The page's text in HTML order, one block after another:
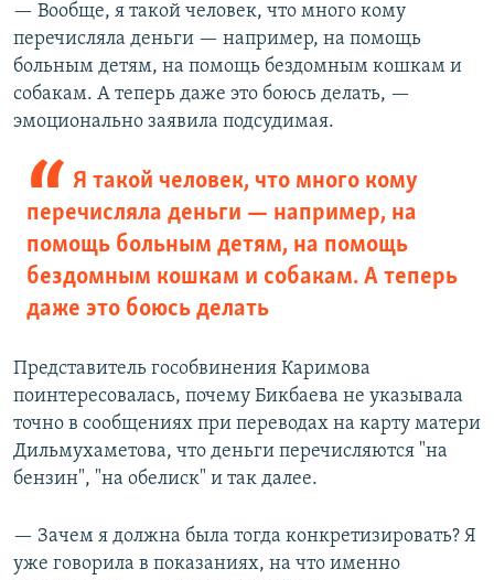
— Вообще, я такой человек, что много кому
перечисляла деньги — например, на помощь
больным детям, на помощь бездомным кошкам и
собакам. А теперь даже это боюсь делать, —
эмоционально заявила подсудимая.
Я такой человек, что много кому
перечисляла деньги — например, на
помощь больным детям, на помощь
бездомным кошкам и собакам. А теперь
даже это боюсь делать
Представитель гособвинения Каримова
поинтересовалась, почему Бикбаева не указывала
точно в сообщениях при переводах на карту матери
Дильмухаметова, что деньги перечисляются "на
бензин", "на обелиск" и так далее.
— Зачем я должна была тогда конкретизировать? Я
уже говорила в показаниях, на что именно